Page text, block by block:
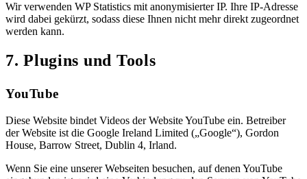
Wir verwenden WP Statistics mit anonymisierter IP. Ihre IP-Adresse
wird dabei gekürzt, sodass diese Ihnen nicht mehr direkt zugeordnet
werden kann.
7. Plugins und Tools
YouTube
Diese Website bindet Videos der Website YouTube ein. Betreiber
der Website ist die Google Ireland Limited („Google“), Gordon
House, Barrow Street, Dublin 4, Irland.
Wenn Sie eine unserer Webseiten besuchen, auf denen YouTube